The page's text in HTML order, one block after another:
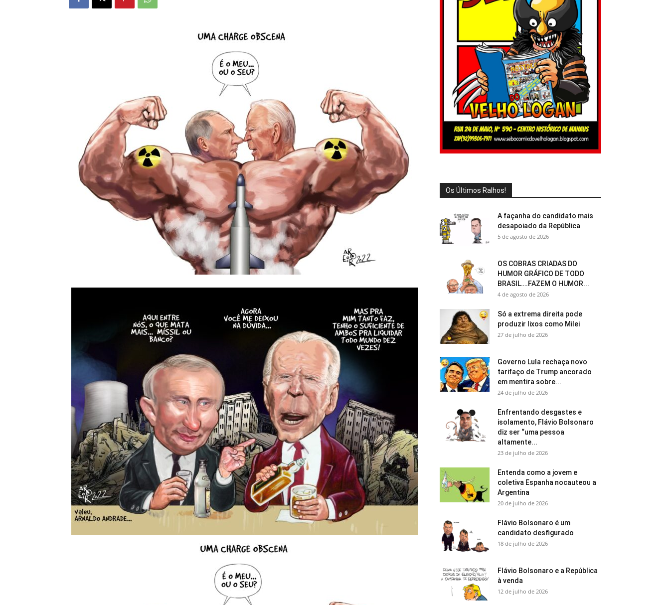
Os Últimos Ralhos!
A façanha do candidato mais
desapoiado da República
5 de agosto de 2026
OS COBRAS CRIADAS DO
HUMOR GRÁFICO DE TODO
BRASIL….FAZEM O HUMOR...
4 de agosto de 2026
Só a extrema direita pode
produzir lixos como Milei
27 de julho de 2026
Governo Lula rechaça novo
tarifaço de Trump ancorado
em mentira sobre...
24 de julho de 2026
Enfrentando desgastes e
isolamento, Flávio Bolsonaro
diz ser “uma pessoa
altamente...
23 de julho de 2026
Entenda como a jovem e
coletiva Espanha nocauteou a
Argentina
20 de julho de 2026
Flávio Bolsonaro é um
candidato desfigurado
18 de julho de 2026
Flávio Bolsonaro e a República
à venda
12 de julho de 2026